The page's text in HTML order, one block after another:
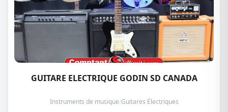
GUITARE ELECTRIQUE GODIN SD CANADA
Instruments de musique/Guitares Électriques